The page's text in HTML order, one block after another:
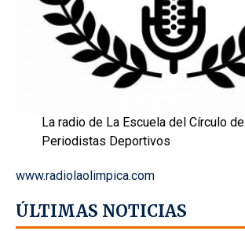
La radio de La Escuela del Círculo de
Periodistas Deportivos
www.radiolaolimpica.com
ÚLTIMAS NOTICIAS